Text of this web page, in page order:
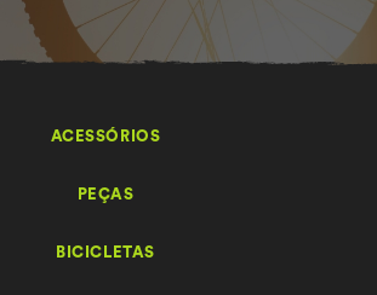
ACESSÓRIOS
PEÇAS
BICICLETAS